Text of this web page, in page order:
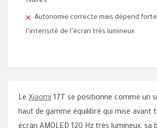
Autonomie correcte mais dépend
l’intensité de l’écran très lumineux.
Le Xiaomi 17T se positionne comme un
haut de gamme équilibré qui mise avant